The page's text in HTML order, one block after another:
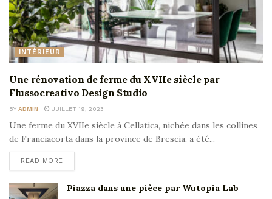
INTÉRIEUR
Une rénovation de ferme du XVIIe siècle par
Flussocreativo Design Studio
BY ADMIN JUILLET 19, 2023
Une ferme du XVIIe siècle à Cellatica, nichée dans les collines
de Franciacorta dans la province de Brescia, a été...
READ MORE
Piazza dans une pièce par Wutopia Lab